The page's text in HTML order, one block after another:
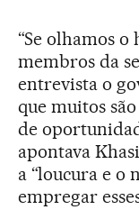
“Se olhamos
membros da
entrevista o
que muitos
de
apontava
a “loucura e o
empregar